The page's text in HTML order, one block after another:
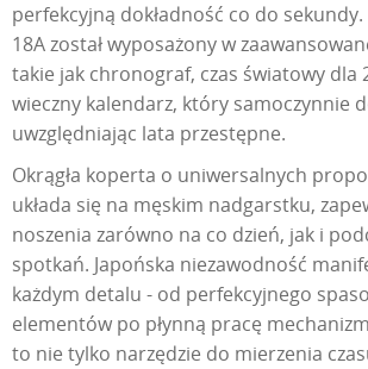
perfekcyjną dokładność co do
18A został wyposażony w
takie jak chronograf, czas światowy dla
wieczny kalendarz, który samoczynnie
uwzględniając lata przestępne.
Okrągła koperta o uniwersalnych
układa się na męskim nadgarstku,
noszenia zarówno na co dzień, jak i
spotkań. Japońska niezawodność
każdym detalu - od perfekcyjnego
elementów po płynną pracę
to nie tylko narzędzie do mierzenia